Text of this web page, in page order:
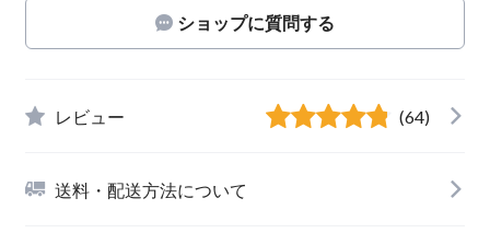
ショップに質問する
レビュー (64)
送料・配送方法について